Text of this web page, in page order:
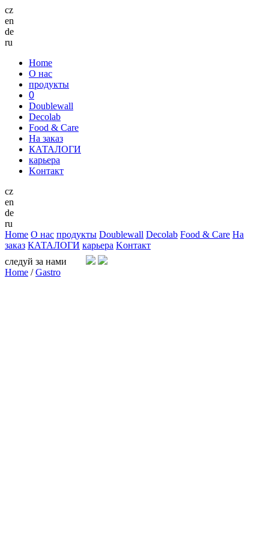
cz
en
de
ru
Home
О нас
продукты
0
Doublewall
Decolab
Food & Care
Hа заказ
КАТАЛОГИ
карьера
Kонтакт
cz
en
de
ru
Home О нас продукты Doublewall Decolab Food & Care Hа
заказ КАТАЛОГИ карьера Kонтакт
следуй за нами
Home /Gastro